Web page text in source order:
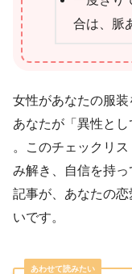
合は、脈
女性があなたの服装
あなたが「異性と
。このチェックリ
み解き、自信を持
記事が、あなたの
いです。